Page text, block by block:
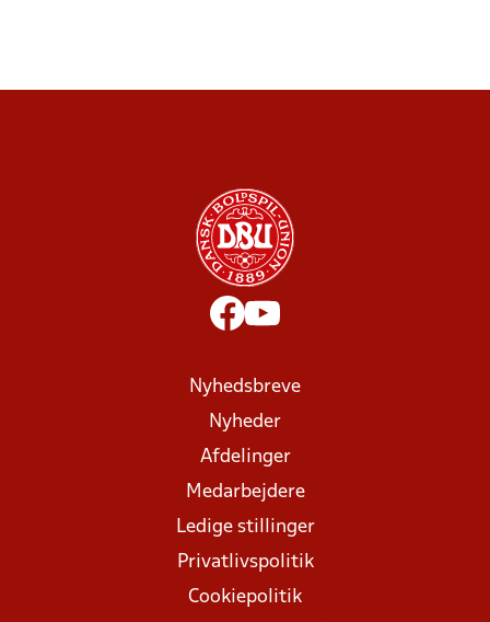
Nyhedsbreve
Nyheder
Afdelinger
Medarbejdere
Ledige stillinger
Privatlivspolitik
Cookiepolitik